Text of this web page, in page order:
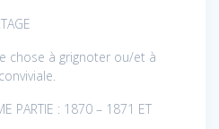
chose à grignoter ou/et à
PARTIE : 1870 – 1871 ET